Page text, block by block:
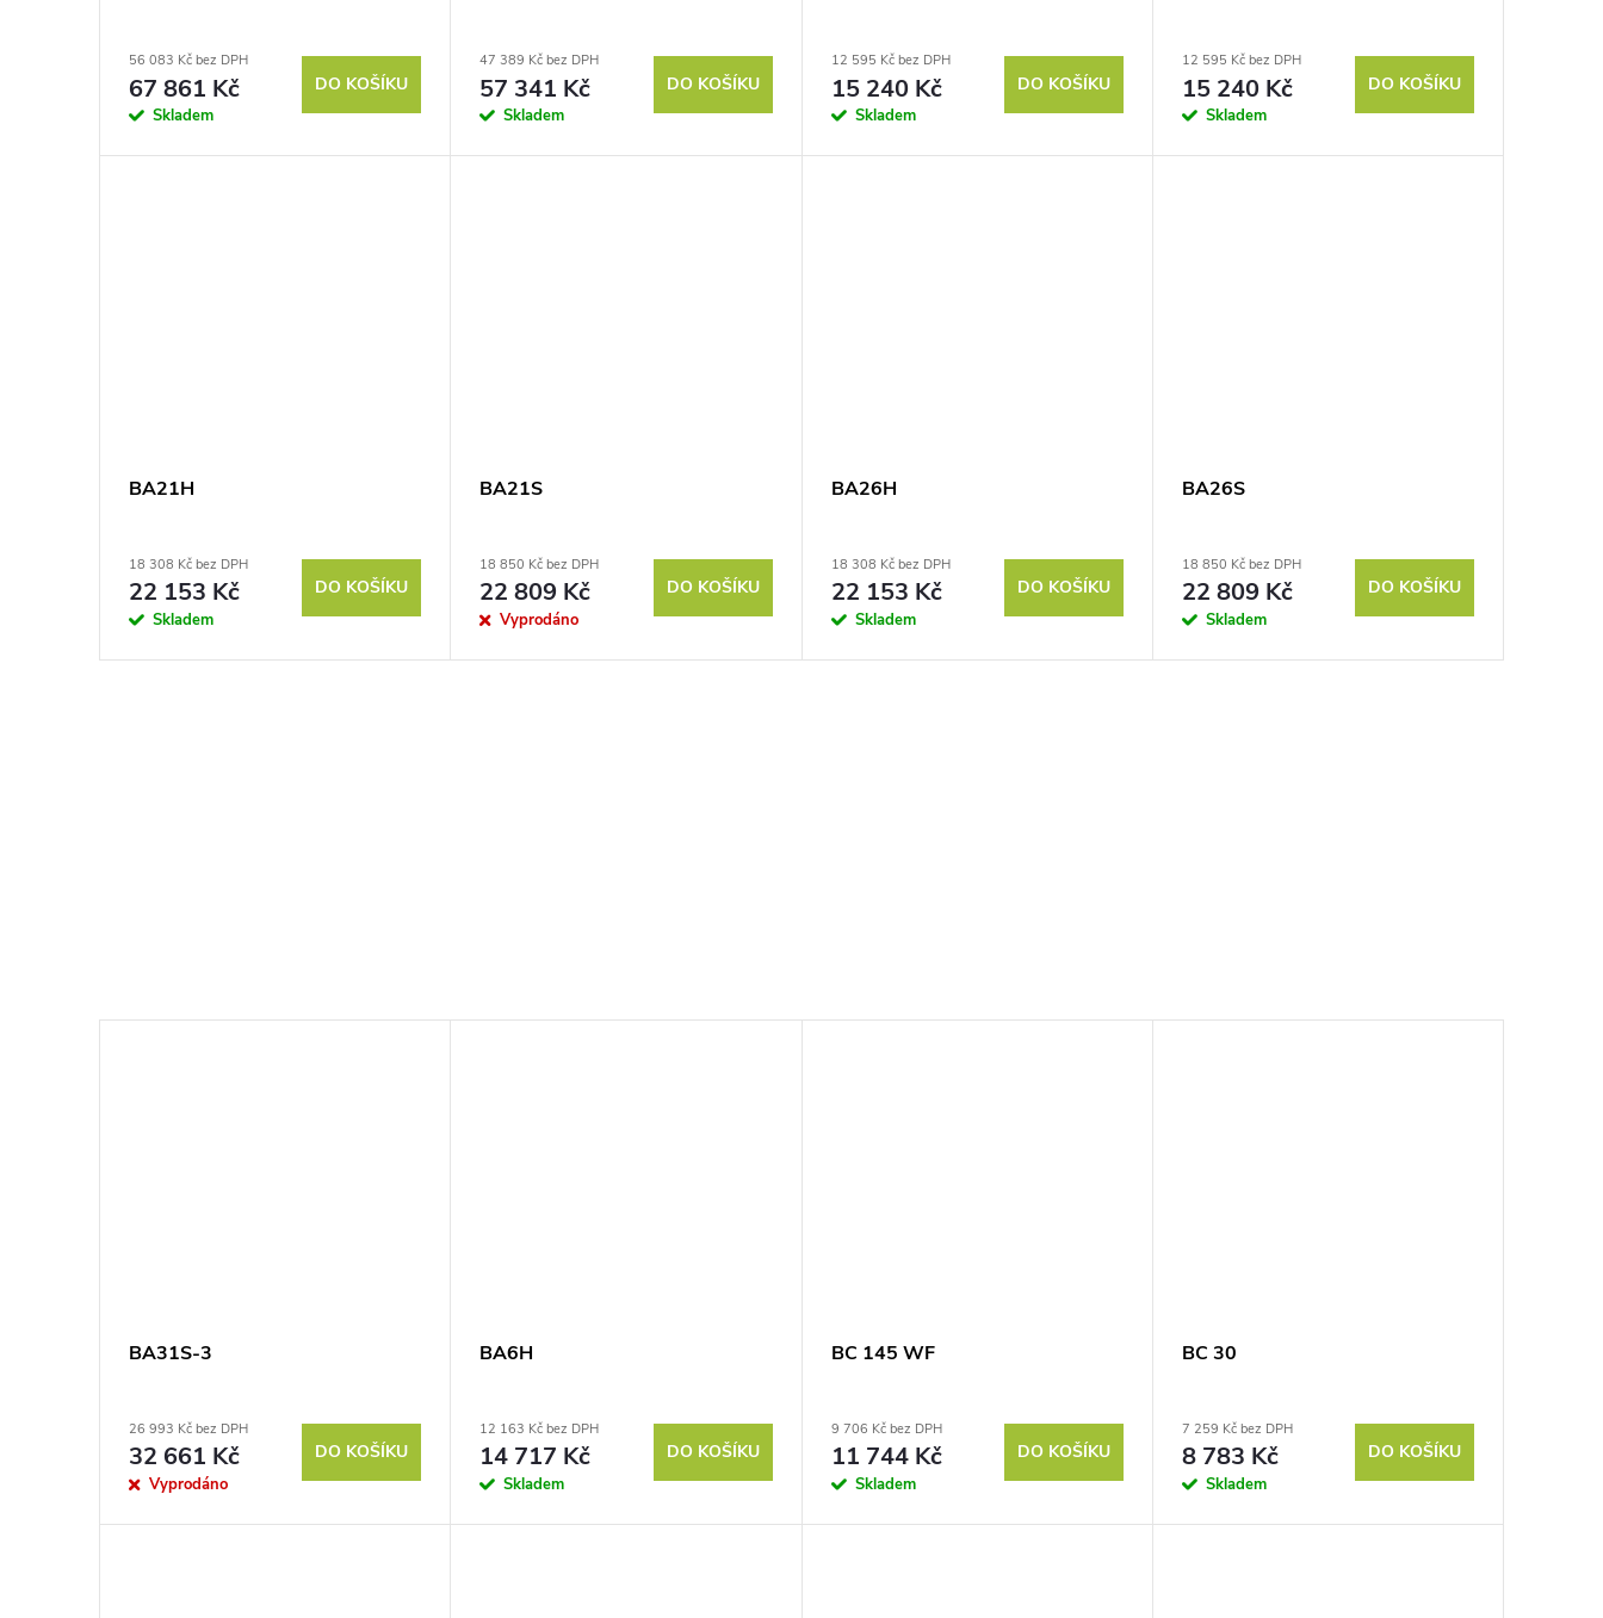
t
d
56 083 Kč bez DPH
67 861 Kč
Skladem
DO KOŠÍKU
47 389 Kč bez DPH
57 341 Kč
Skladem
DO KOŠÍKU
12 595 Kč bez DPH
15 240 Kč
Skladem
DO KOŠÍKU
12 595 Kč bez DPH
15 240 Kč
Skladem
DO KOŠÍKU
BA21H
18 308 Kč bez DPH
22 153 Kč
Skladem
DO KOŠÍKU
BA21S
18 850 Kč bez DPH
22 809 Kč
Vyprodáno
DO KOŠÍKU
BA26H
18 308 Kč bez DPH
22 153 Kč
Skladem
DO KOŠÍKU
BA26S
18 850 Kč bez DPH
22 809 Kč
Skladem
DO KOŠÍKU
BA31S-3
26 993 Kč bez DPH
32 661 Kč
Vyprodáno
DO KOŠÍKU
BA6H
12 163 Kč bez DPH
14 717 Kč
Skladem
DO KOŠÍKU
BC 145 WF
9 706 Kč bez DPH
11 744 Kč
Skladem
DO KOŠÍKU
BC 30
7 259 Kč bez DPH
8 783 Kč
Skladem
DO KOŠÍKU